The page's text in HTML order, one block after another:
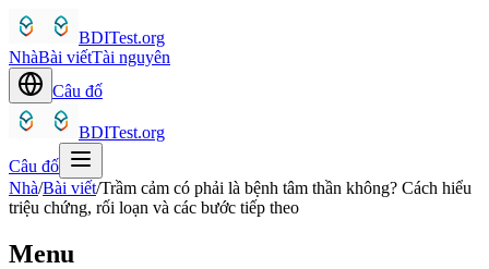
BDITest.org
NhàBài viếtTài nguyên
Câu đố
BDITest.org
Câu đố
Nhà/Bài viết/Trầm cảm có phải là bệnh tâm thần không? Cách hiểu
triệu chứng, rối loạn và các bước tiếp theo
Menu